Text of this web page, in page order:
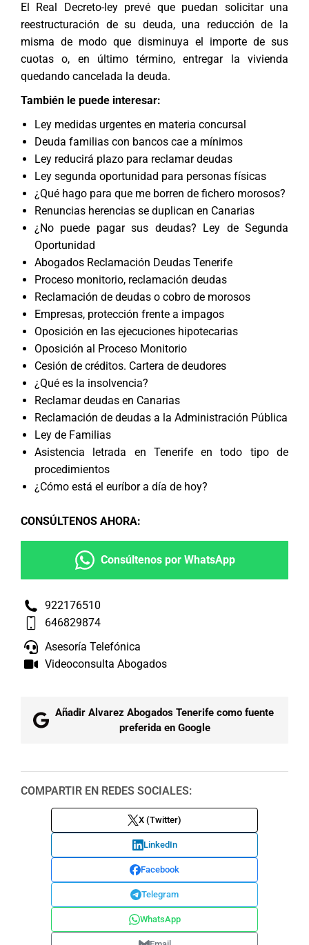
El Real Decreto-ley prevé que puedan solicitar una
reestructuración de su deuda, una reducción de la
misma de modo que disminuya el importe de sus
cuotas o, en último término, entregar la vivienda
quedando cancelada la deuda.
También le puede interesar:
Ley medidas urgentes en materia concursal
Deuda familias con bancos cae a mínimos
Ley reducirá plazo para reclamar deudas
Ley segunda oportunidad para personas físicas
¿Qué hago para que me borren de fichero morosos?
Renuncias herencias se duplican en Canarias
¿No puede pagar sus deudas? Ley de Segunda
Oportunidad
Abogados Reclamación Deudas Tenerife
Proceso monitorio, reclamación deudas
Reclamación de deudas o cobro de morosos
Empresas, protección frente a impagos
Oposición en las ejecuciones hipotecarias
Oposición al Proceso Monitorio
Cesión de créditos. Cartera de deudores
¿Qué es la insolvencia?
Reclamar deudas en Canarias
Reclamación de deudas a la Administración Pública
Ley de Familias
Asistencia letrada en Tenerife en todo tipo de
procedimientos
¿Cómo está el euríbor a día de hoy?
CONSÚLTENOS AHORA:
Consúltenos por WhatsApp
922176510
646829874
Asesoría Telefónica
Videoconsulta Abogados
Añadir Alvarez Abogados Tenerife como fuente
preferida en Google
COMPARTIR EN REDES SOCIALES:
X (Twitter)
LinkedIn
Facebook
Telegram
WhatsApp